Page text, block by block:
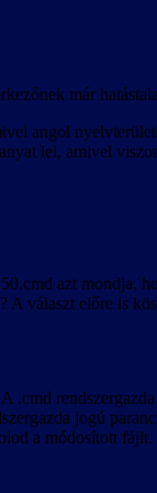
a teljes magyar
már
angol
lel, amivel
azt mondja,
A választ előre is
.cmd
jogú
a módosított fájlt.